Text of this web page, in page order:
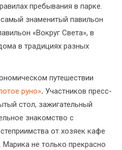
пребывания в парке.
знаменитый павильон
«Вокруг Света», в
в традициях разных
путешествии
руно». Участников пресс-
стол, зажигательный
знакомство с
от хозяек кафе
. Марика не только прекрасно